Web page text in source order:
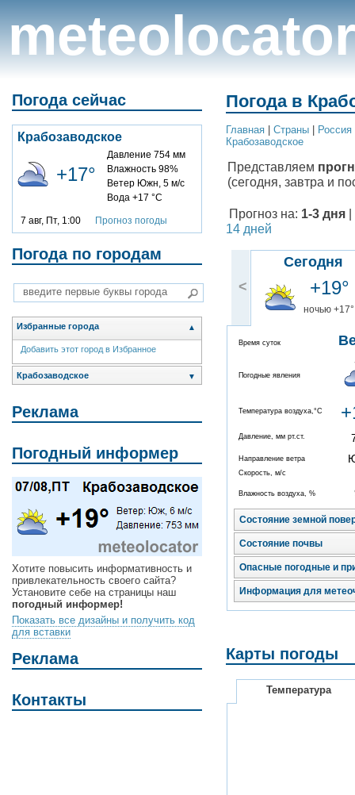
meteolocator
Погода сейчас
Крабозаводское
+17°
Давление 754 мм
Влажность 98%
Ветер Южн, 5 м/с
Вода +17 °C
7 авг, Пт, 1:00 Прогноз погоды
Погода по городам
Избранные города ▲
Добавить этот город в Избранное
Крабозаводское ▼
Реклама
Погодный информер
Хотите повысить информативность и
привлекательность своего сайта?
Установите себе на страницы наш
погодный информер!
Показать все дизайны и получить код
для вставки
Реклама
Контакты
Погода в
Главная Cтраны Россия
Крабозаводское
Представляем
(сегодня, завтра и
Прогноз на: 1-3 дня
14 дней
<
Сегодня
+19°
ночью +17°
Время суток
Погодные явления
Температура воздуха,°C
Давление, мм рт.ст.
Направление ветра
Скорость, м/с
Влажность воздуха, %
Состояние земной
Состояние почвы
Опасные погодные и
Информация для
Карты погоды
Температура